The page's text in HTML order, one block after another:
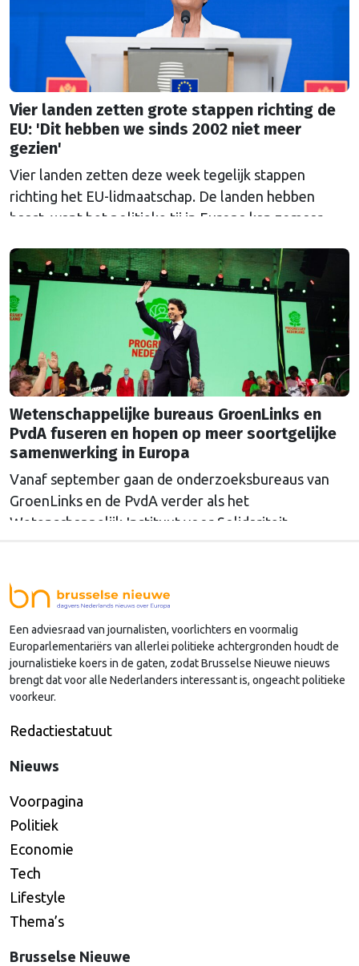
Vier landen zetten grote stappen richting de
EU: 'Dit hebben we sinds 2002 niet meer
gezien'
Vier landen zetten deze week tegelijk stappen
richting het EU-lidmaatschap. De landen hebben
haast, want het politieke tij in Europa kan zomaar
Wetenschappelijke bureaus GroenLinks en
PvdA fuseren en hopen op meer soortgelijke
samenwerking in Europa
Vanaf september gaan de onderzoeksbureaus van
GroenLinks en de PvdA verder als het
Wetenschappelijk Instituut voor Solidariteit.
ineenslaan. "Er zullen nog wel een aantal ego's over
hun schaduw heen moeten springen", zegt zij.
Een adviesraad van journalisten, voorlichters en voormalig
Europarlementariërs van allerlei politieke achtergronden houdt de
journalistieke koers in de gaten, zodat Brusselse Nieuwe nieuws
brengt dat voor alle Nederlanders interessant is, ongeacht politieke
voorkeur.
Redactiestatuut
Nieuws
Voorpagina
Politiek
Economie
Tech
Lifestyle
Thema’s
Brusselse Nieuwe